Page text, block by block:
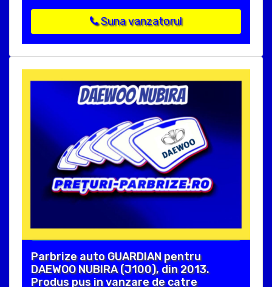
Suna vanzatorul
Parbrize auto GUARDIAN pentru
DAEWOO NUBIRA (J100), din 2013.
Produs pus in vanzare de catre